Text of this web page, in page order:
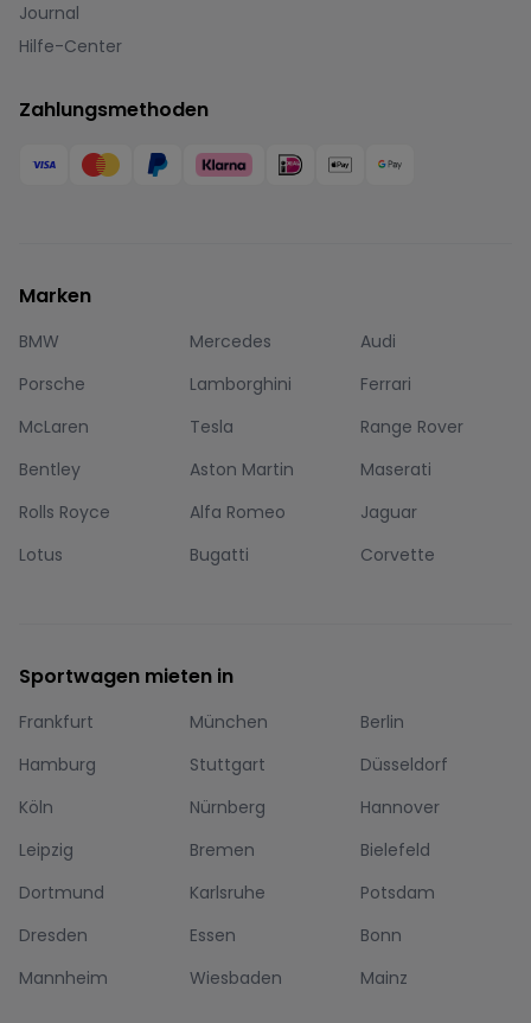
Journal
Hilfe-Center
Zahlungsmethoden
Marken
BMW Mercedes
Audi
Porsche
Lamborghini
Ferrari
McLaren
Tesla
Range Rover
Bentley
Aston Martin
Maserati
Rolls Royce
Alfa Romeo
Jaguar
Lotus
Bugatti Corvette
Sportwagen mieten in
Frankfurt München
Berlin
Hamburg
Stuttgart
Düsseldorf
Köln
Nürnberg
Hannover
Leipzig
Bremen
Bielefeld
Dortmund
Karlsruhe
Potsdam
Dresden
Essen
Bonn
Mannheim
Wiesbaden Mainz